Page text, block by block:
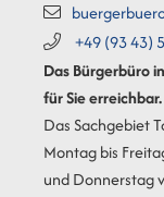
+49 (9343)
Das Bürgerbüro
für Sie erreichbar.
Das Sachgebiet
Montag bis
und Donnerstag